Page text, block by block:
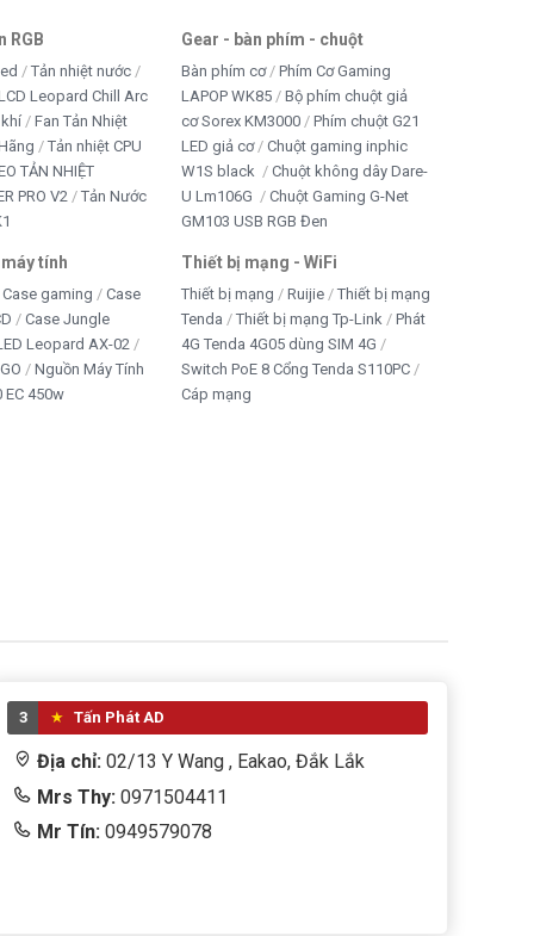
RGB
Tản nhiệt nước
Leopard Chill Arc
Fan Tản Nhiệt
Tản nhiệt CPU
TẢN NHIỆT
PRO V2
Tản Nước
tính
Case gaming
Case
Case Jungle
Leopard AX-02
Nguồn Máy Tính
EC 450w
Gear - bàn phím - chuột
Bàn phím cơ
Phím Cơ Gaming
LAPOP WK85
Bộ phím chuột giả
cơ Sorex KM3000
Phím chuột G21
LED giả cơ
Chuột gaming inphic
W1S black
Chuột không dây Dare-
U Lm106G
Chuột Gaming G-Net
GM103 USB RGB Đen
Thiết bị mạng - WiFi
Thiết bị mạng Ruijie
Thiết bị mạng
Tenda
Thiết bị mạng Tp-Link
Phát
4G Tenda 4G05 dùng SIM 4G
Switch PoE 8 Cổng Tenda S110PC
Cáp mạng
3 Tấn Phát AD
Địa chỉ:02/13 Y Wang , Eakao, Đắk Lắk
Mrs Thy: 0971504411
Mr Tín: 0949579078